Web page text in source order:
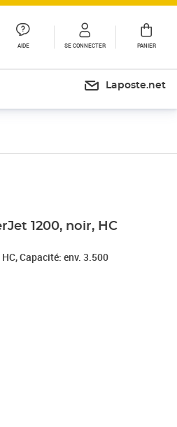
AIDE SE CONNECTER PANIER
Laposte.net
1200, noir, HC
Capacité: env. 3.500
,
3380MF